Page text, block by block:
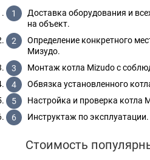
Доставка оборудования и
на объект.
Определение конкретного
Мизудо.
Монтаж котла Mizudo с
Обвязка установленного
Настройка и проверка котла
Инструктаж по эксплуатации.
Стоимость